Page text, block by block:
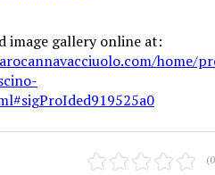
image gallery online at:
home/